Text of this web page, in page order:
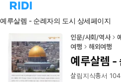
리
홈
이
동
예루살렘 - 순례자의 도시 상세페이지
인문/사회/역사
여행
해외여행
예루살렘 -
살림지식총서 104